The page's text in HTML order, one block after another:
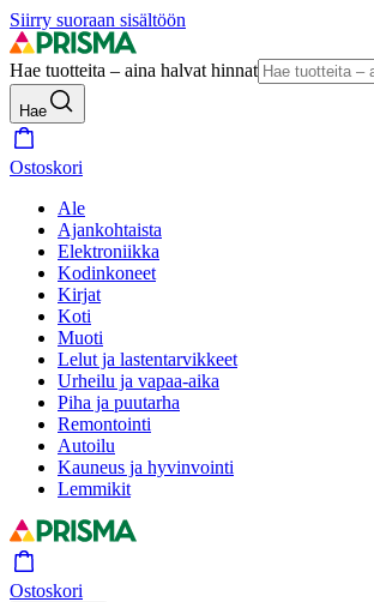
Siirry suoraan sisältöön
Hae tuotteita – aina halvat hinnat
Hae
Ostoskori
Ale
Ajankohtaista
Elektroniikka
Kodinkoneet
Kirjat
Koti
Muoti
Lelut ja lastentarvikkeet
Urheilu ja vapaa-aika
Piha ja puutarha
Remontointi
Autoilu
Kauneus ja hyvinvointi
Lemmikit
Ostoskori